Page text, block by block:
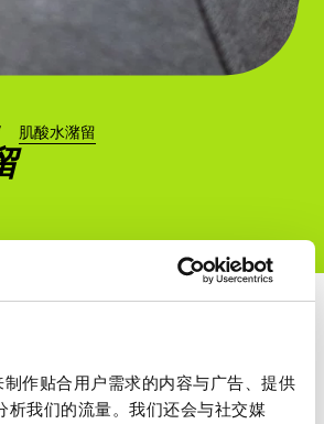
作贴合用户需求的内容与广告、提供
析我们的流量。我们还会与社交媒
肌酸水潴留
助训练，由于肌肉量增加和肌肉水分潴